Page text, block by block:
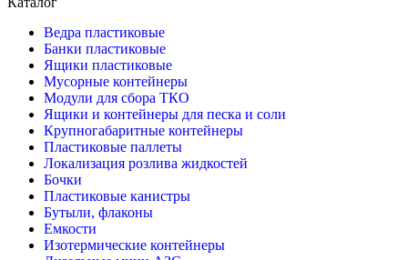
Ведра пластиковые
Банки пластиковые
Ящики пластиковые
Мусорные контейнеры
Модули для сбора ТКО
Ящики и контейнеры для песка и соли
Крупногабаритные контейнеры
Пластиковые паллеты
Локализация розлива жидкостей
Бочки
Пластиковые канистры
Бутыли, флаконы
Емкости
Изотермические контейнеры